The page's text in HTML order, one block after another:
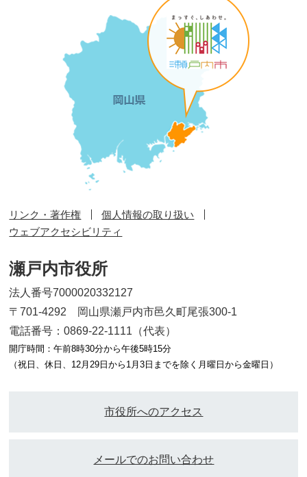
リンク・著作権
個人情報の取り扱い
ウェブアクセシビリティ
瀬戸内市役所
法人番号7000020332127
〒701-4292 岡山県瀬戸内市邑久町尾張300-1
電話番号：0869-22-1111（代表）
開庁時間：午前8時30分から午後5時15分
（祝日、休日、12月29日から1月3日までを除く月曜日から金曜日）
市役所へのアクセス
メールでのお問い合わせ